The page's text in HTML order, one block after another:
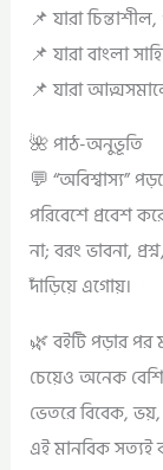
📌 যারা
📌 যারা বাংলা
📌 যারা
🌺 পাঠ-অনুভূতি
💬 “অবিশ্বাস্য”
পরিবেশে প্রবেশ
না; বরং ভাবনা,
দাঁড়িয়ে এগোয়।
🌿 বইটি পড়ার পর
চেয়েও অনেক
ভেতরে বিবেক,
এই মানবিক সত্যই